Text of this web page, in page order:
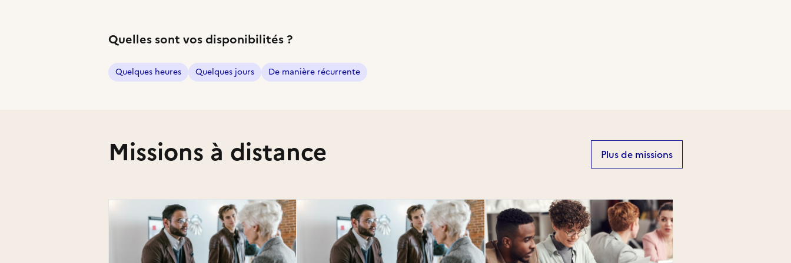
Quelles sont vos disponibilités ?
Quelques heures Quelques jours De manière récurrente
Missions à distance Plus de missions